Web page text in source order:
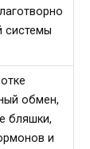
системы
обмен,
бляшки,
и